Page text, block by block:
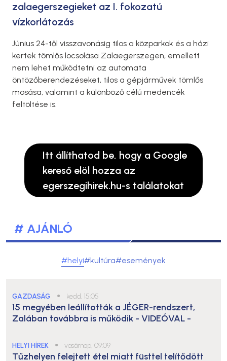
zalaegerszegieket az I. fokozatú
vízkorlátozás
Június 24-től visszavonásig tilos a közparkok és a házi
kertek tömlős locsolása Zalaegerszegen, emellett
nem lehet működtetni az automata
öntözőberendezéseket, tilos a gépjárművek tömlős
mosása, valamint a különböző célú medencék
feltöltése is.
Itt állíthatod be, hogy a Google
kereső elöl hozza az
egerszegihirek.hu-s találatokat
# AJÁNLÓ
#helyi#kultúra#események
GAZDASÁG ● kedd, 15:05
15 megyében leállították a JÉGER-rendszert,
Zalában továbbra is működik - VIDEÓVAL -
HELYI HÍREK ● vasárnap, 09:09
Tűzhelyen felejtett étel miatt füsttel telítődött